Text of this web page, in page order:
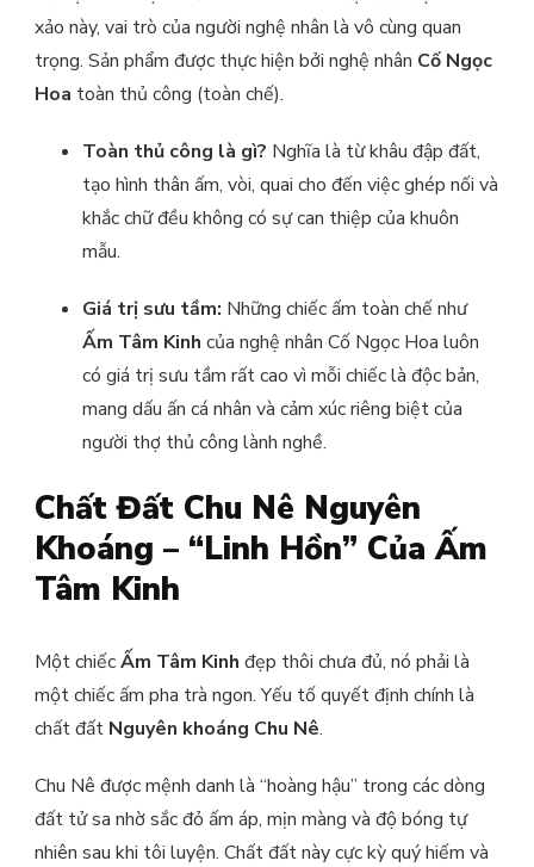
xảo này, vai trò của người nghệ nhân là vô cùng quan
trọng. Sản phẩm được thực hiện bởi nghệ nhân Cố Ngọc
Hoa toàn thủ công (toàn chế).
Toàn thủ công là gì? Nghĩa là từ khâu đập đất,
tạo hình thân ấm, vòi, quai cho đến việc ghép nối và
khắc chữ đều không có sự can thiệp của khuôn
mẫu.
Giá trị sưu tầm: Những chiếc ấm toàn chế như
Ấm Tâm Kinh của nghệ nhân Cố Ngọc Hoa luôn
có giá trị sưu tầm rất cao vì mỗi chiếc là độc bản,
mang dấu ấn cá nhân và cảm xúc riêng biệt của
người thợ thủ công lành nghề.
Chất Đất Chu Nê Nguyên
Khoáng – “Linh Hồn” Của Ấm
Tâm Kinh
Một chiếcẤm Tâm Kinh đẹp thôi chưa đủ, nó phải là
một chiếc ấm pha trà ngon. Yếu tố quyết định chính là
chất đất Nguyên khoáng Chu Nê.
Chu Nê được mệnh danh là “hoàng hậu” trong các dòng
đất tử sa nhờ sắc đỏ ấm áp, mịn màng và độ bóng tự
nhiên sau khi tôi luyện. Chất đất này cực kỳ quý hiếm và